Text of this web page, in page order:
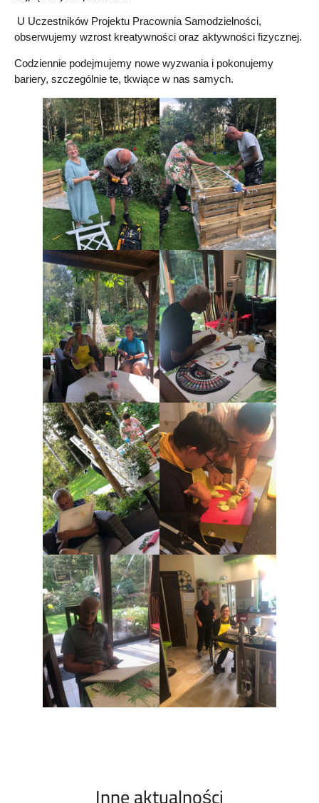
U Uczestników Projektu Pracownia Samodzielności,
obserwujemy wzrost kreatywności oraz aktywności fizycznej.
Codziennie podejmujemy nowe wyzwania i pokonujemy
bariery, szczególnie te, tkwiące w nas samych.